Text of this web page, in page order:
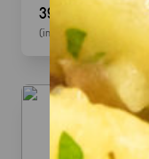
39,90 €
(inkl. MwSt.)